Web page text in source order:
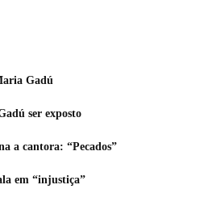
Gadú
ser exposto
a cantora: “Pecados”
em “injustiça”